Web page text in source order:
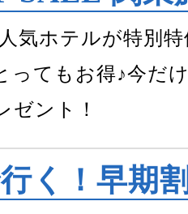
気ホテルが特別特
ってもお得♪今だ
ゼント！
く！早期